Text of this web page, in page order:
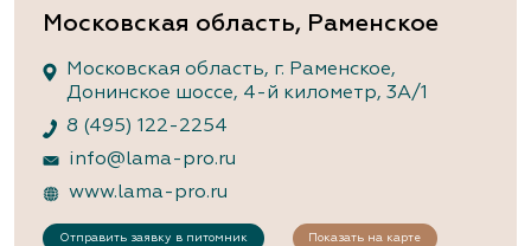
Московская область, Раменское
Московская область, г. Раменское,
Донинское шоссе, 4-й километр, 3А/1
8 (495) 122-2254
info@lama-pro.ru
www.lama-pro.ru
Отправить заявку в питомник Показать на карте